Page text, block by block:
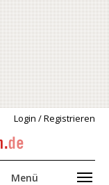
Login / Registrieren
Menü